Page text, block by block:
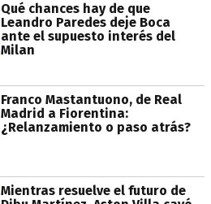
Qué chances hay de que
Leandro Paredes deje Boca
ante el supuesto interés del
Milan
Franco Mastantuono, de Real
Madrid a Fiorentina:
¿Relanzamiento o paso atrás?
Mientras resuelve el futuro de